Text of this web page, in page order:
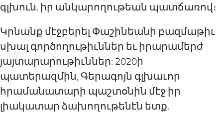
գլխուն, իր անկարողութեան պատճառով։
Կրնանք մէջբերել Փաշինեանի բազմաթիւ
սխալ գործողութիւններ եւ իրարամերժ
յայտարարութիւններ: 2020ի
պատերազմին, Գերագոյն գլխաւոր
հրամանատարի պաշտօնին մէջ իր
լիակատար ձախողութենէն ետք,